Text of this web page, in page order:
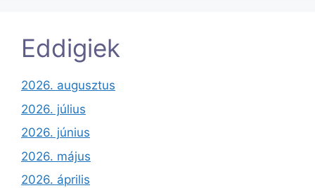
Eddigiek
2026. augusztus
2026. július
2026. június
2026. május
2026. április